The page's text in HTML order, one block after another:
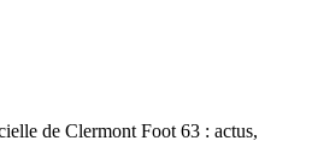
de Clermont Foot 63 : actus,